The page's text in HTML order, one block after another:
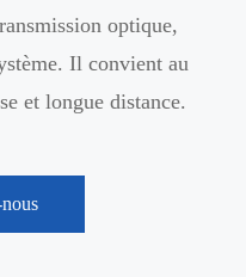
optique,
Il convient au
et longue distance.